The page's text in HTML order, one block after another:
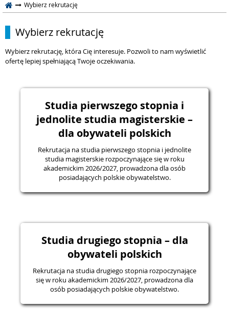
Wybierz rekrutację
Wybierz rekrutację
Wybierz rekrutację, która Cię interesuje. Pozwoli to nam wyświetlić
ofertę lepiej spełniającą Twoje oczekiwania.
Studia pierwszego stopnia i
jednolite studia magisterskie –
dla obywateli polskich
Rekrutacja na studia pierwszego stopnia i jednolite
studia magisterskie rozpoczynające się w roku
akademickim 2026/2027, prowadzona dla osób
posiadających polskie obywatelstwo.
Studia drugiego stopnia – dla
obywateli polskich
Rekrutacja na studia drugiego stopnia rozpoczynające
się w roku akademickim 2026/2027, prowadzona dla
osób posiadających polskie obywatelstwo.